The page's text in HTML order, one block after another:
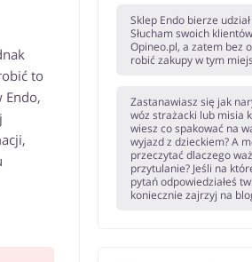
to
Endo,
Sklep Endo bierze
Słucham swoich
Opineo.pl, a zatem bez
robić zakupy w tym
Zastanawiasz się jak
wóz strażacki lub misia
wiesz co spakować na
wyjazd z dzieckiem? A
przeczytać dlaczego
przytulanie? Jeśli na
pytań odpowiedziałeś
koniecznie zajrzyj na